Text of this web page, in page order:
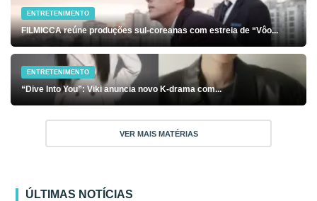
ENTRETENIMENTO
FILMICCA reúne produções sul-coreanas com estreia de “Vôo...
ENTRETENIMENTO
“Dive Into You”: Viki anuncia novo K-drama com...
VER MAIS MATÉRIAS
ÚLTIMAS NOTÍCIAS